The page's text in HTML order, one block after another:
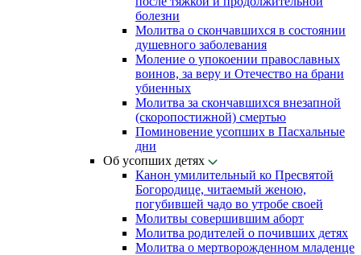
болезни
Молитва о скончавшихся в состоянии
душевного заболевания
Моление о упокоении православных
воинов, за веру и Отечество на брани
убиенных
Молитва за скончавшихся внезапной
(скоропостижной) смертью
Поминовение усопших в Пасхальные
дни
Об усопших детях
Канон умилительный ко Пресвятой
Богородице, читаемый женою,
погубившей чадо во утробе своей
Молитвы совершившим аборт
Молитва родителей о почивших детях
Молитва о мертворожденном младенце